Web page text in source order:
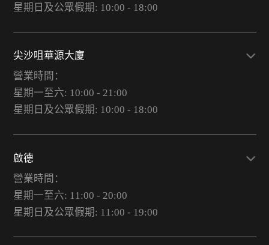
星期日及公眾假期: 10:00 - 18:00
尖沙咀華源大廈
營業時間：
星期一至六: 10:00 - 21:00
星期日及公眾假期: 10:00 - 18:00
啟德
營業時間：
星期一至六: 11:00 - 20:00
星期日及公眾假期: 11:00 - 19:00